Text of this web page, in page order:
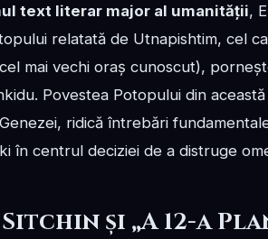
text literar major al umanității,
relatată de Utnapishtim, cel
mai vechi oraș cunoscut),
Povestea Potopului din
ridică întrebări
în centrul deciziei de a distruge
și „A 12-a